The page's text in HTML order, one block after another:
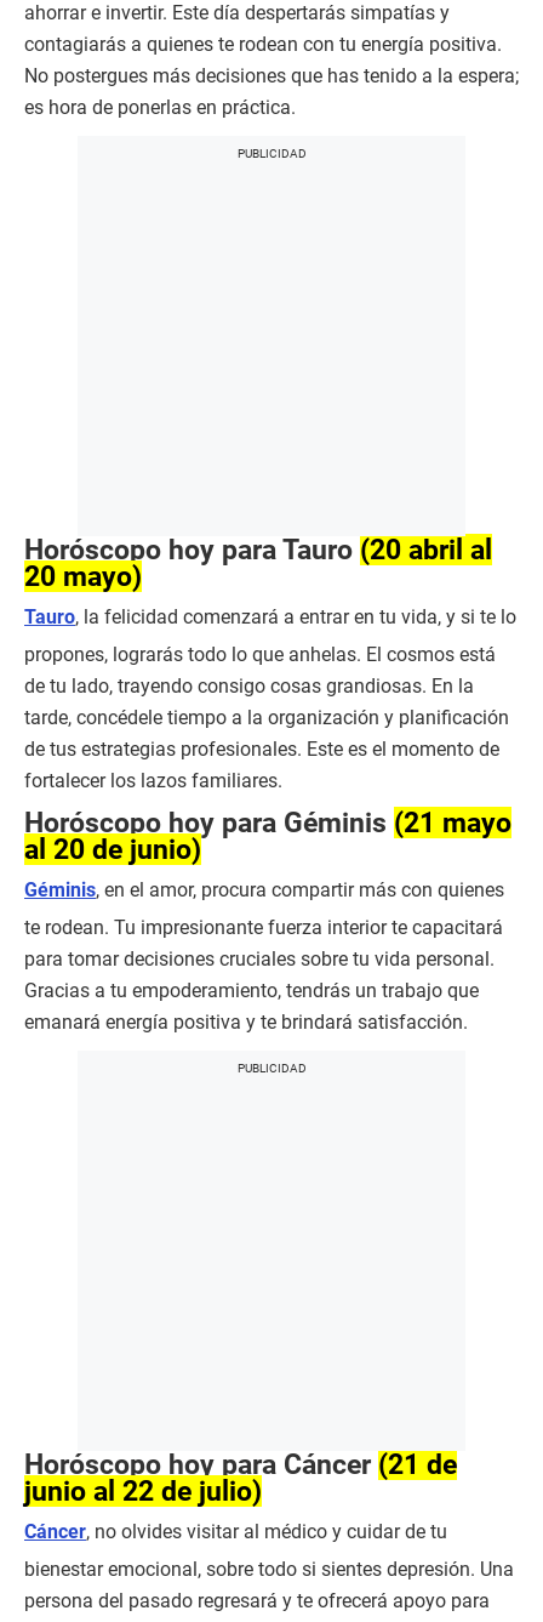
ahorrar e invertir. Este día despertarás simpatías y
contagiarás a quienes te rodean con tu energía positiva.
No postergues más decisiones que has tenido a la espera;
es hora de ponerlas en práctica.
Horóscopo hoy para Tauro (20 abril al
20 mayo)
Tauro, la felicidad comenzará a entrar en tu vida, y si te lo
propones, lograrás todo lo que anhelas. El cosmos está
de tu lado, trayendo consigo cosas grandiosas. En la
tarde, concédele tiempo a la organización y planificación
de tus estrategias profesionales. Este es el momento de
fortalecer los lazos familiares.
Horóscopo hoy para Géminis (21 mayo
al 20 de junio)
Géminis, en el amor, procura compartir más con quienes
te rodean. Tu impresionante fuerza interior te capacitará
para tomar decisiones cruciales sobre tu vida personal.
Gracias a tu empoderamiento, tendrás un trabajo que
emanará energía positiva y te brindará satisfacción.
Horóscopo hoy para Cáncer (21 de
junio al 22 de julio)
Cáncer, no olvides visitar al médico y cuidar de tu
bienestar emocional, sobre todo si sientes depresión. Una
persona del pasado regresará y te ofrecerá apoyo para